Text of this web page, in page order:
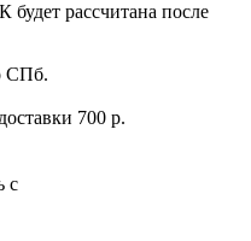
рассчитана после
СПб.
700 р.
с